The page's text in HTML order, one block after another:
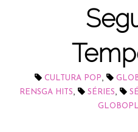
CULTURA POP,
RENSGA HITS, SÉRIES,